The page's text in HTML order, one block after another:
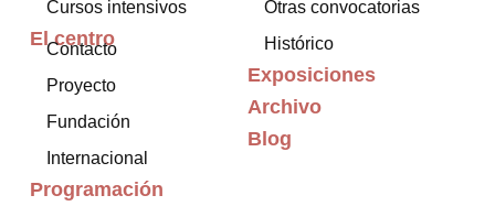
Cursos intensivos
El centro
Contacto
Proyecto
Fundación
Internacional
Programación
Otras convocatorias
Histórico
Exposiciones
Archivo
Blog